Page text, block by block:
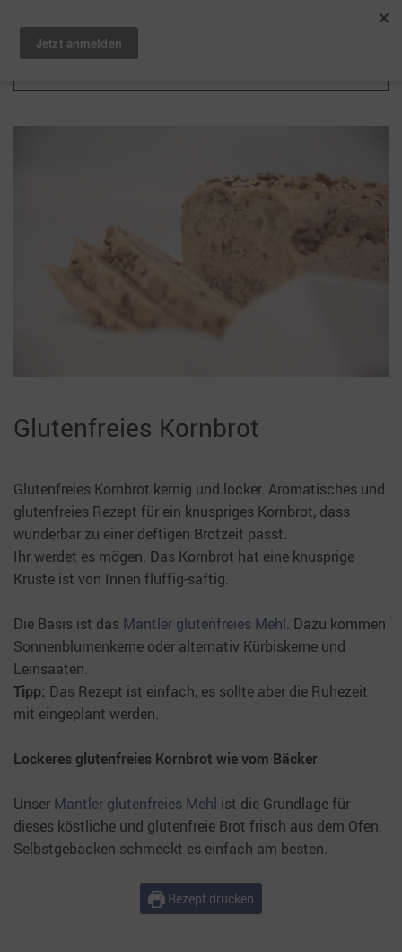
Zum Hauptinhalt springen
Glutenfreies Kornbrot
Glutenfreies Kornbrot kernig und locker. Aromatisches und
glutenfreies Rezept für ein knuspriges Kornbrot, dass
wunderbar zu einer deftigen Brotzeit passt.
Ihr werdet es mögen. Das Kornbrot hat eine knusprige
Kruste ist von Innen fluffig-saftig.
Die Basis ist das Mantler glutenfreies Mehl. Dazu kommen
Sonnenblumenkerne oder alternativ Kürbiskerne und
Leinsaaten.
Tipp: Das Rezept ist einfach, es sollte aber die Ruhezeit
mit eingeplant werden.
Lockeres glutenfreies Kornbrot wie vom Bäcker
Unser Mantler glutenfreies Mehl ist die Grundlage für
dieses köstliche und glutenfreie Brot frisch aus dem Ofen.
Selbstgebacken schmeckt es einfach am besten.
Rezept drucken